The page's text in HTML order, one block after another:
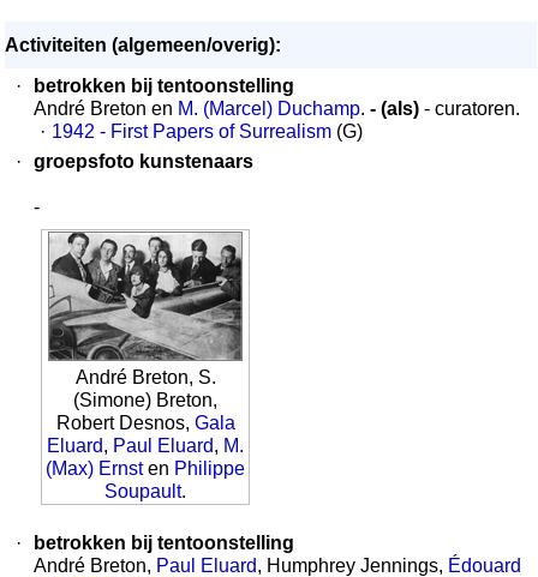
Activiteiten (algemeen/overig):
·
betrokken bij tentoonstelling
André Breton en M. (Marcel) Duchamp. - (als) - curatoren.
· 1942 - First Papers of Surrealism (G)
·
groepsfoto kunstenaars
-
André Breton, S.
(Simone) Breton,
Robert Desnos, Gala
Eluard, Paul Eluard, M.
(Max) Ernsten Philippe
Soupault.
·
betrokken bij tentoonstelling
André Breton, Paul Eluard, Humphrey Jennings, Édouard